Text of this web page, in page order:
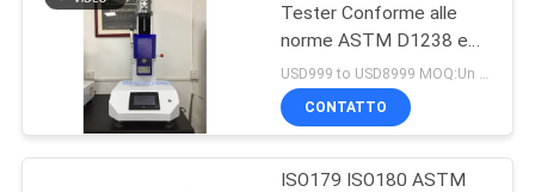
Tester Conforme alle
norme ASTM D1238 e
ISO 1133, attrezzature
per la prova delle materie
plastiche
CONTATTO
ISO179 ISO180 ASTM